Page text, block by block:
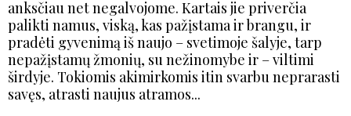
anksčiau net negalvojome. Kartais jie priverčia
palikti namus, viską, kas pažįstama ir brangu, ir
pradėti gyvenimą iš naujo – svetimoje šalyje, tarp
nepažįstamų žmonių, su nežinomybe ir – viltimi
širdyje. Tokiomis akimirkomis itin svarbu neprarasti
savęs, atrasti naujus atramos...